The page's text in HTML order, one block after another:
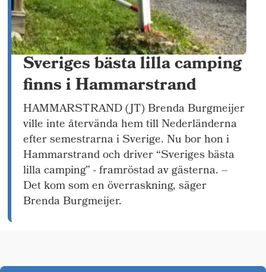
Sveriges bästa lilla camping
finns i Hammarstrand
HAMMARSTRAND (JT) Brenda Burgmeijer
ville inte återvända hem till Nederländerna
efter semestrarna i Sverige. Nu bor hon i
Hammarstrand och driver “Sveriges bästa
lilla camping” - framröstad av gästerna. –
Det kom som en överraskning, säger
Brenda Burgmeijer.